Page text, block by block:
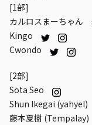
[1部]
カルロスまーちゃん
Kingo
Cwondo
[2部]
Sota Seo
Shun Ikegai (yahyel)
藤本夏樹 (Tempalay)